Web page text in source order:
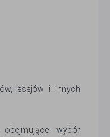
esejów i innych
wybór